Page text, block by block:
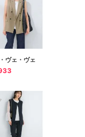
ヴェ・ヴェ